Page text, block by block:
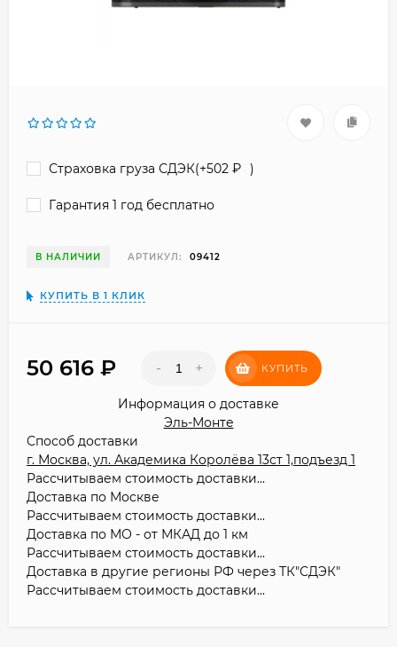
Страховка груза СДЭК(+502 )
Гарантия 1 год бесплатно
В НАЛИЧИИ АРТИКУЛ: 09412
КУПИТЬ В 1 КЛИК
50 616 - + КУПИТЬ
Информация о доставке
Эль-Монте
Способ доставки
г. Москва, ул. Академика Королёва 13ст 1,подъезд 1
Рассчитываем стоимость доставки...
Доставка по Москве
Рассчитываем стоимость доставки...
Доставка по МО - от МКАД до 1 км
Рассчитываем стоимость доставки...
Доставка в другие регионы РФ через ТК"СДЭК"
Рассчитываем стоимость доставки...